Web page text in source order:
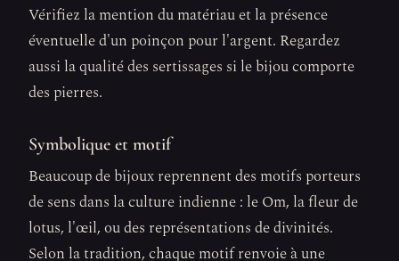
Vérifiez la mention du matériau et la présence
éventuelle d'un poinçon pour l'argent. Regardez
aussi la qualité des sertissages si le bijou comporte
des pierres.
Symbolique et motif
Beaucoup de bijoux reprennent des motifs porteurs
de sens dans la culture indienne : le Om, la fleur de
lotus, l'œil, ou des représentations de divinités.
Selon la tradition, chaque motif renvoie à une